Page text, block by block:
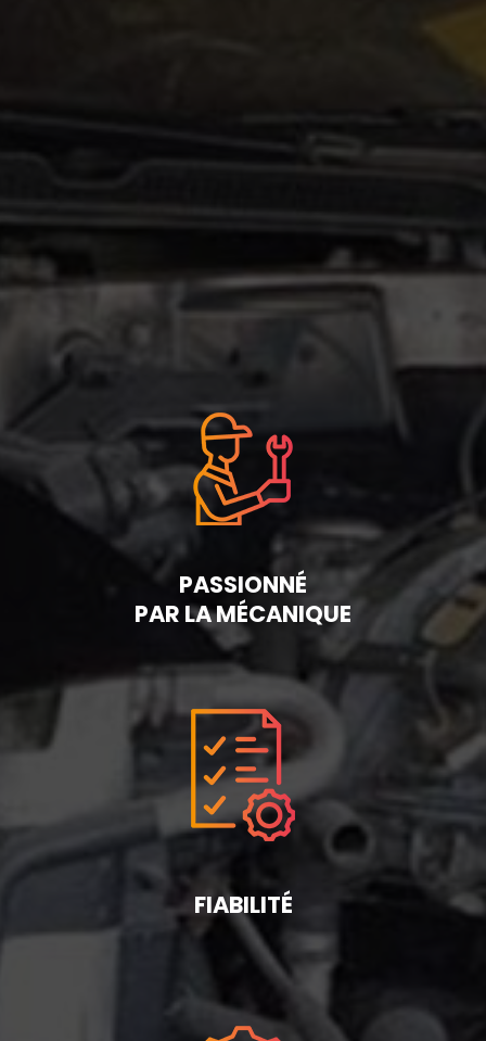
PASSIONNÉ
PAR LA MÉCANIQUE
FIABILITÉ